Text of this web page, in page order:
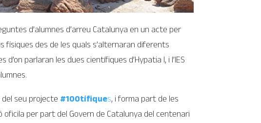
d’alumnes d’arreu Catalunya en un acte per
físiques des de les quals s’alternaran diferents
parlaran les dues científiques d’Hypatia I, i l’IES
del seu projecte #100tífiques, i forma part de les
per part del Govern de Catalunya del centenari